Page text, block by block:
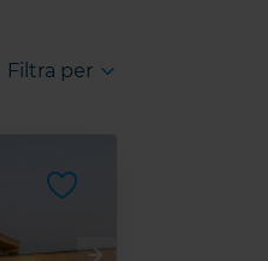
Filtra per